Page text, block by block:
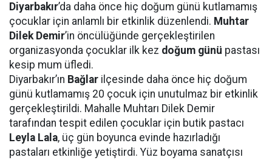
Diyarbakır’da daha önce hiç doğum günü kutlamamış
çocuklar için anlamlı bir etkinlik düzenlendi. Muhtar
Dilek Demir’in öncülüğünde gerçekleştirilen
organizasyonda çocuklar ilk kez doğum günü pastası
kesip mum üfledi.
Diyarbakır’ın Bağlar ilçesinde daha önce hiç doğum
günü kutlamamış 20 çocuk için unutulmaz bir etkinlik
gerçekleştirildi. Mahalle Muhtarı Dilek Demir
tarafından tespit edilen çocuklar için butik pastacı
Leyla Lala, üç gün boyunca evinde hazırladığı
pastaları etkinliğe yetiştirdi. Yüz boyama sanatçısı